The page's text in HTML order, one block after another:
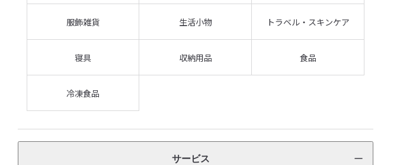
服飾雑貨 生活小物 トラベル・スキンケア
寝具 収納用品 食品
冷凍食品
サービス